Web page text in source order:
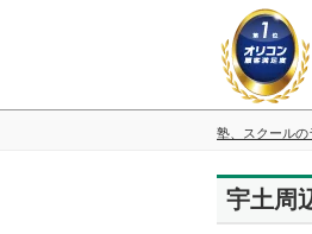
塾、スクールの
宇土周